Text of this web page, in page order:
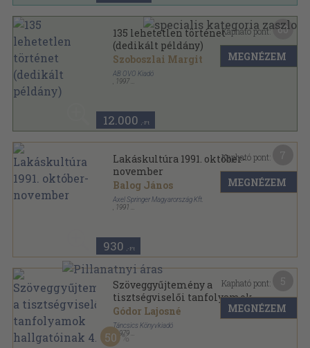
135 lehetetlen történet
(dedikált példány)
Szoboszlai Margit
AB OVO Kiadó
1997
12.000 ,-Ft
Kapható pont: 60
MEGNÉZEM
Lakáskultúra 1991. október-
november
Balog János
Axel Springer Magyarország Kft.
1991
930 ,-Ft
Kapható pont:
MEGNÉZEM
Szöveggyűjtemény a
tisztségviselői tanfolyamok
hallgatóinak 4.
Gódor Lajosné
Táncsics Könyvkiadó
, 1979
Fűzött papírkötés
50
Kapható pont:
MEGNÉZEM